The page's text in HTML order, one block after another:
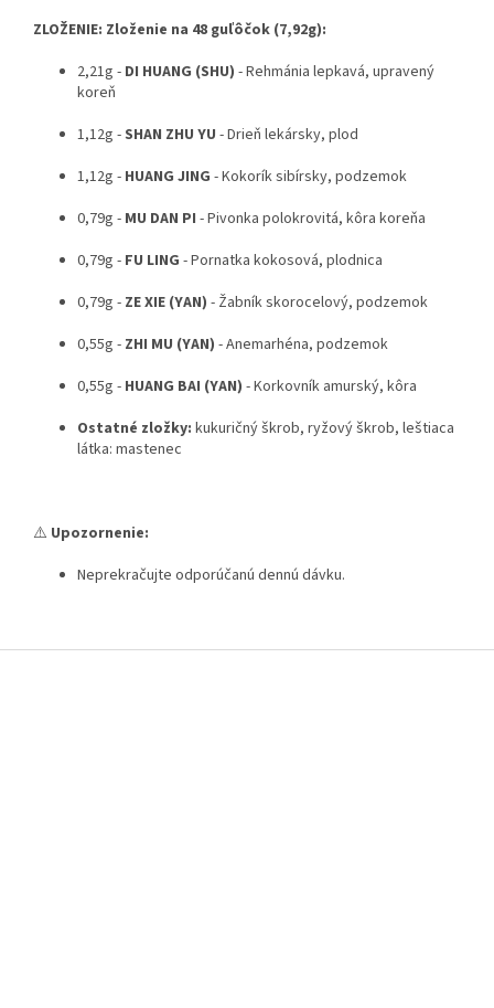
ZLOŽENIE: Zloženie na 48 guľôčok (7,92g):
2,21g - DI HUANG (SHU) - Rehmánia lepkavá, upravený
koreň
1,12g -SHAN ZHU YU - Drieň lekársky, plod
1,12g - HUANG JING - Kokorík sibírsky, podzemok
0,79g - MU DAN PI - Pivonka polokrovitá, kôra koreňa
0,79g - FU LING - Pornatka kokosová, plodnica
0,79g - ZE XIE (YAN) - Žabník skorocelový, podzemok
0,55g - ZHI MU (YAN) - Anemarhéna, podzemok
0,55g - HUANG BAI (YAN) - Korkovník amurský, kôra
Ostatné zložky: kukuričný škrob, ryžový škrob, leštiaca
látka: mastenec
⚠️ Upozornenie:
Neprekračujte odporúčanú dennú dávku.